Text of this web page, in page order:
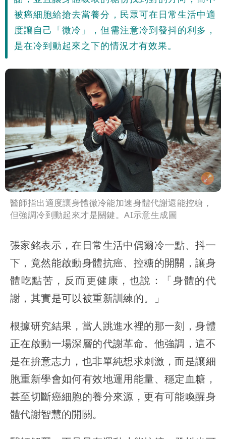
被癌細胞給搶去當養分，民眾可在日常生活中適
度讓自己「微冷」，但需注意冷到發抖的利多，
是在冷到動起來之下的情況才有效果。
醫師指出適度讓身體微冷能加速身體代謝還能控糖，
但強調冷到動起來才是關鍵。AI示意生成圖
張家銘表示，在日常生活中偶爾冷一點、抖一
下，竟然能啟動身體抗癌、控糖的開關，讓身
體吃點苦，反而更健康，也說：「身體的代
謝，其實是可以被重新訓練的。」
根據研究結果，當人跳進水裡的那一刻，身體
正在啟動一場深層的代謝革命。他強調，這不
是在拚意志力，也非單純想求刺激，而是讓細
胞重新學會如何有效地運用能量、穩定血糖，
甚至切斷癌細胞的養分來源，更有可能喚醒身
體代謝智慧的開關。